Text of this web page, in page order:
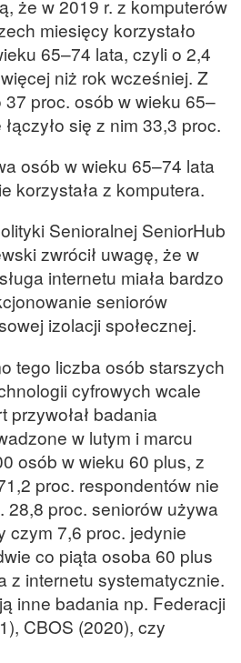
że w 2019 r. z komputerów
miesięcy korzystało
65–74 lata, czyli o 2,4
niż rok wcześniej. Z
37 proc. osób w wieku 65–
się z nim 33,3 proc.
osób w wieku 65–74 lata
korzystała z komputera.
Senioralnej SeniorHub
zwrócił uwagę, że w
internetu miała bardzo
seniorów
izolacji społecznej.
tego liczba osób starszych
cyfrowych wcale
przywołał badania
w lutym i marcu
osób w wieku 60 plus, z
proc. respondentów nie
28,8 proc. seniorów używa
czym 7,6 proc. jedynie
co piąta osoba 60 plus
z internetu systematycznie.
inne badania np. Federacji
CBOS (2020), czy